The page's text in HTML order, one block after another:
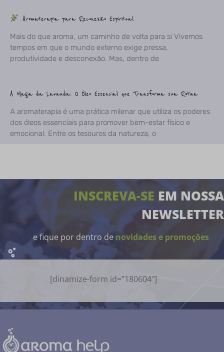
Aromaterapia para Reconexão Espiritual
Mais do que aroma, um caminho de volta para si Vivemos
tempos em que o mundo externo exige pressa,
produtividade e desconexão. Mas, dentro de
A Magia da Lavanda: O Óleo Essencial que Transforma sua Rotina
A aromaterapia é uma prática milenar que utiliza os poderes
dos óleos essenciais para promover bem-estar físico e
emocional. Entre os tesouros da natureza, o
INSCREVA-SE EM NOSSA
NEWSLETTER
e fique por dentro de novidades e promoções
[dinamize-form id=”180604″]